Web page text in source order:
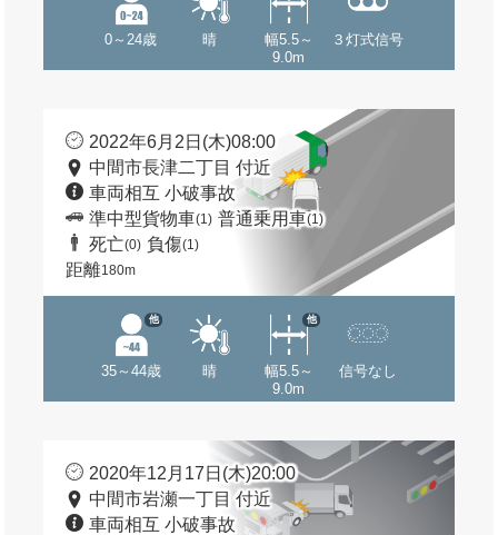
0～24歳 晴
幅5.5～
9.0m
３灯式信号
2022年6月2日(木)08:00
中間市長津二丁目 付近
車両相互 小破事故
準中型貨物車(1) 普通乗用車(1)
死亡(0) 負傷(1)
距離180m
35～44歳
他
晴
幅5.5～
9.0m
他
信号なし
2020年12月17日(木)20:00
中間市岩瀬一丁目 付近
車両相互 小破事故